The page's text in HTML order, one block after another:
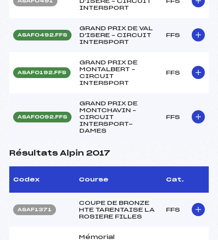
INTERSPORT
ASAF0492.FFS
GRAND PRIX DE VAL
D'ISERE – CIRCUIT
INTERSPORT
FFS
ASAF0192.FFS
GRAND PRIX DE
MONTALBERT –
CIRCUIT
INTERSPORT
FFS
ASAF0092.FFS
GRAND PRIX DE
MONTCHAVIN –
CIRCUIT
INTERSPORT-
DAMES
FFS
Résultats Alpin 2017
Codex Course Cat.
ASAF1371
COUPE DE BRONZE
HTE TARENTAISE LA
ROSIERE FILLES
FFS
Mémorial